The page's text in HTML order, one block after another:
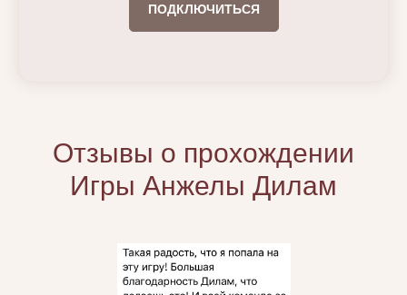
ПОДКЛЮЧИТЬСЯ
Отзывы о прохождении
Игры Анжелы Дилам